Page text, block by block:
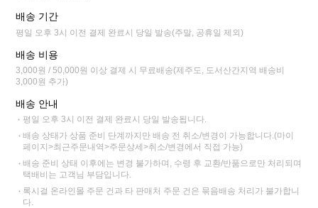
배송 기간
평일 오후 3시 이전 결제 완료시 당일 발송(주말, 공휴일 제외)
배송 비용
3,000원 / 50,000원 이상 결제 시 무료배송(제주도, 도서산간지역 배송비
3,000원 추가)
배송 안내
평일 오후 3시 이전 결제 완료시 당일 발송됩니다.
배송 상태가 상품 준비 단계까지만 배송 전 취소/변경이 가능합니다.(마이
페이지>최근주문내역>주문상세>취소/변경에서 직접 가능)
배송 준비 상태 이후에는 변경 불가하며, 수령 후 교환/반품으로만 처리되며
택배비는 고객님 부담입니다.
록시걸 온라인몰 주문 건과 타 판매처 주문 건은 묶음배송 처리가 불가합니
다.